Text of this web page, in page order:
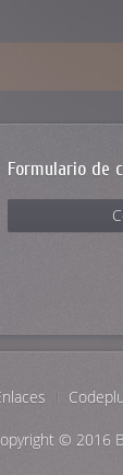
Formulario de
© 2016